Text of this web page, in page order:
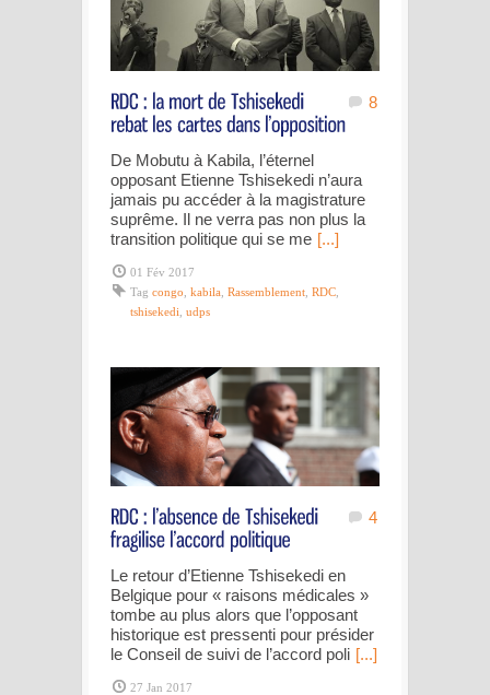
8
De Mobutu à Kabila, l’éternel
opposant Etienne Tshisekedi n’aura
jamais pu accéder à la magistrature
suprême. Il ne verra pas non plus la
transition politique qui se me [...]
01 Fév 2017
Tag congo kabila Rassemblement RDC
tshisekedi udps
4
Le retour d’Etienne Tshisekedi en
Belgique pour « raisons médicales »
tombe au plus alors que l’opposant
historique est pressenti pour présider
le Conseil de suivi de l’accord poli [...]
27 Jan 2017